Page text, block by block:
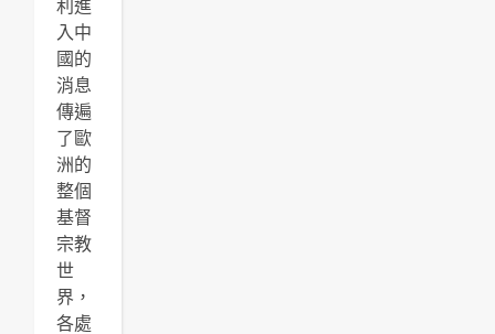
利進
入中
國的
消息
傳遍
了歐
洲的
整個
基督
宗教
世
界，
各處